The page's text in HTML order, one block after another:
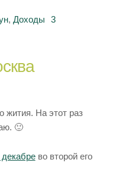
, Доходы
3
На этот раз
🙂
во второй его